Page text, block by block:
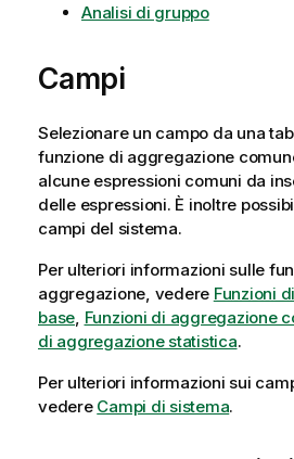
Analisi di gruppo
Campi
Selezionare un campo da una
funzione di aggregazione
alcune espressioni comuni da
delle espressioni. È inoltre
campi del sistema.
Per ulteriori informazioni sulle
aggregazione, vedere Funzioni
base, Funzioni di aggregazione
di aggregazione statistica.
Per ulteriori informazioni sui
vedere Campi di sistema.